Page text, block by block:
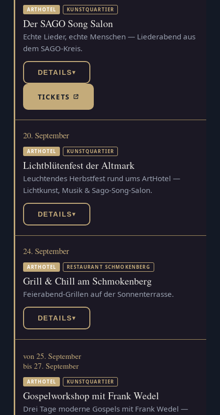
ARTHOTEL KUNSTQUARTIER
Der SAGO Song Salon
Echte Lieder, echte Menschen — Liederabend aus
dem SAGO-Kreis.
DETAILS▾
TICKETS(TICKETSHOP, ÖFFNET IN NEUEM TAB)
20. September
ARTHOTEL KUNSTQUARTIER
Lichtblütenfest der Altmark
Leuchtendes Herbstfest rund ums ArtHotel —
Lichtkunst, Musik & Sago-Song-Salon.
DETAILS▾
24. September
ARTHOTEL RESTAURANT SCHMOKENBERG
Grill & Chill am Schmokenberg
Feierabend-Grillen auf der Sonnenterrasse.
DETAILS▾
von 25. September
bis 27. September
ARTHOTEL KUNSTQUARTIER
Gospelworkshop mit Frank Wedel
Drei Tage moderne Gospels mit Frank Wedel —